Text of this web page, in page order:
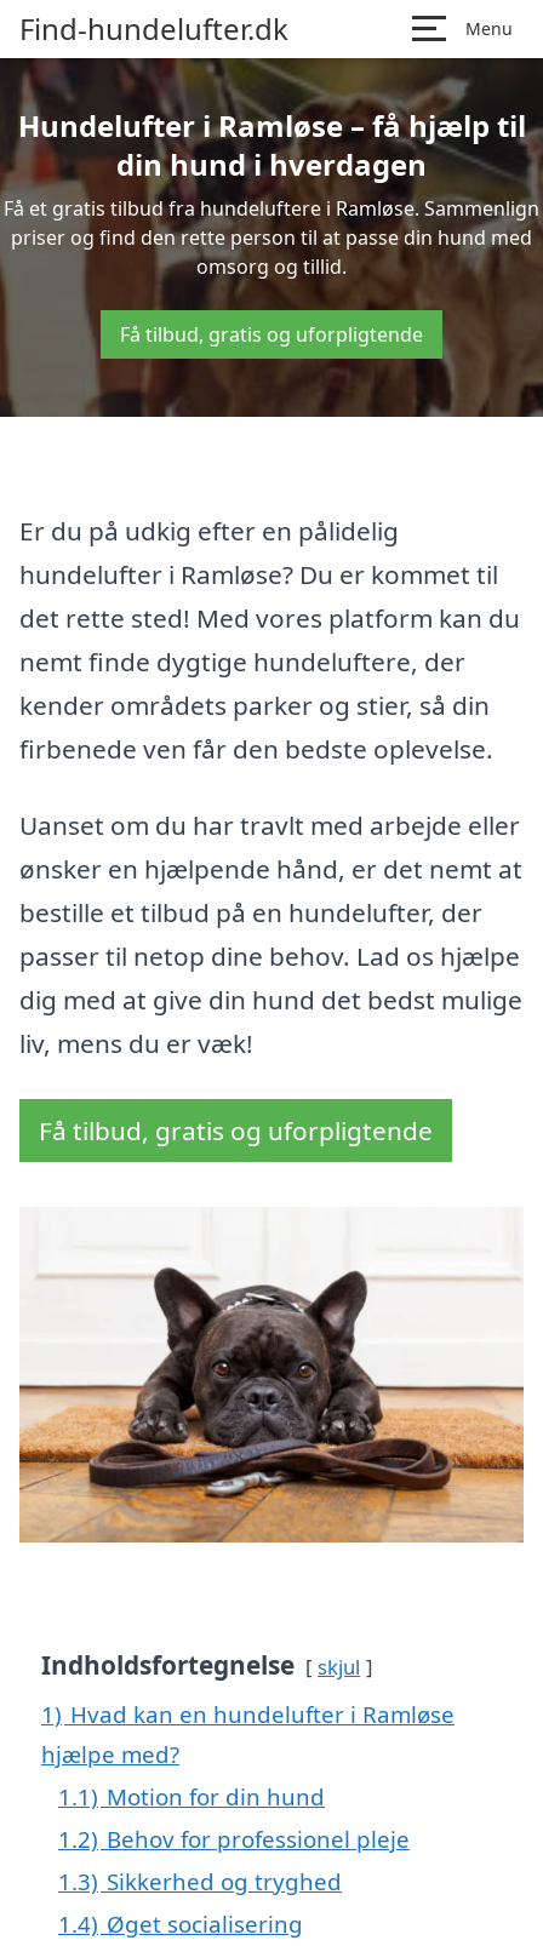
Find-hundelufter.dk Menu
Hundelufter i Ramløse – få hjælp til
din hund i hverdagen
Få et gratis tilbud fra hundeluftere i Ramløse. Sammenlign
priser og find den rette person til at passe din hund med
omsorg og tillid.
Få tilbud, gratis og uforpligtende
Er du på udkig efter en pålidelig
hundelufter i Ramløse? Du er kommet til
det rette sted! Med vores platform kan du
nemt finde dygtige hundeluftere, der
kender områdets parker og stier, så din
firbenede ven får den bedste oplevelse.
Uanset om du har travlt med arbejde eller
ønsker en hjælpende hånd, er det nemt at
bestille et tilbud på en hundelufter, der
passer til netop dine behov. Lad os hjælpe
dig med at give din hund det bedst mulige
liv, mens du er væk!
Få tilbud, gratis og uforpligtende
Indholdsfortegnelse skjul
1) Hvad kan en hundelufter i Ramløse
hjælpe med?
1.1) Motion for din hund
1.2) Behov for professionel pleje
1.3) Sikkerhed og tryghed
1.4) Øget socialisering